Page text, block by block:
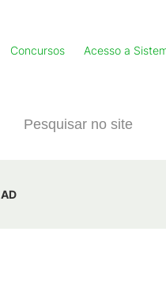
Concursos Acesso a